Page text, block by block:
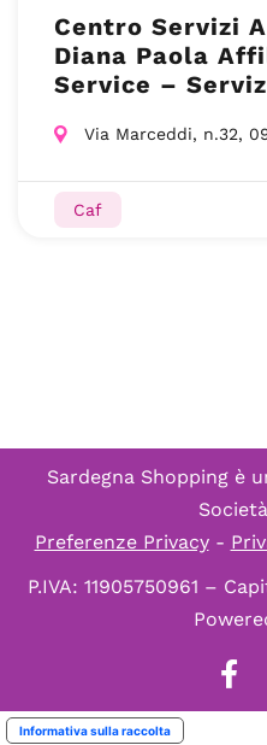
Centro Servizi
Diana Paola Affiliato Team
Service –
Via Marceddi, n.32,
Caf
Sardegna Shopping è
Preferenze Privacy-
P.IVA: 11905750961 –
Informativa sulla raccolta